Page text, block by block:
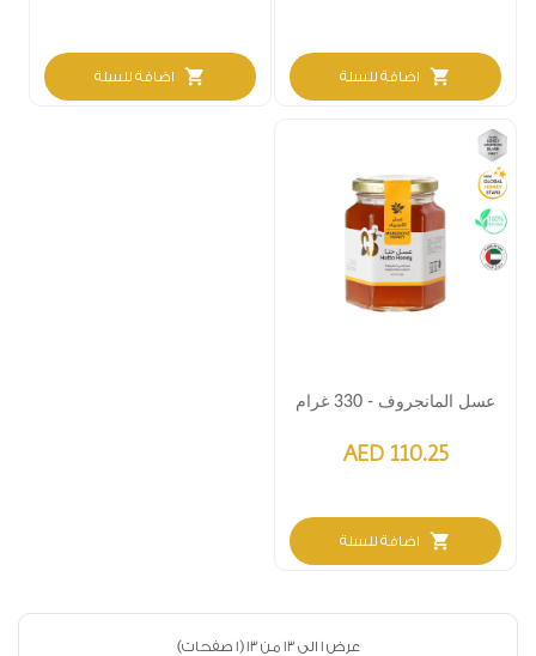
shopping_cart اضافة للسلة shopping_cart اضافة للسلة
عسل المانجروف - 330 غرام
AED 110.25
shopping_cart اضافة للسلة
عرض 1 الى 13 من 13 (1 صفحات)